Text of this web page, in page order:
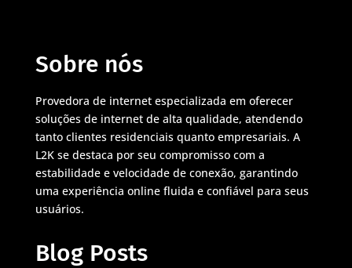
Sobre nós
Provedora de internet especializada em oferecer
soluções de internet de alta qualidade, atendendo
tanto clientes residenciais quanto empresariais. A
L2K se destaca por seu compromisso com a
estabilidade e velocidade de conexão, garantindo
uma experiência online fluida e confiável para seus
usuários.
Blog Posts